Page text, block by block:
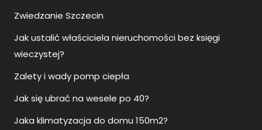
Zwiedzanie Szczecin
Jak ustalić właściciela nieruchomości bez księgi
wieczystej?
Zalety i wady pomp ciepła
Jak się ubrać na wesele po 40?
Jaka klimatyzacja do domu 150m2?